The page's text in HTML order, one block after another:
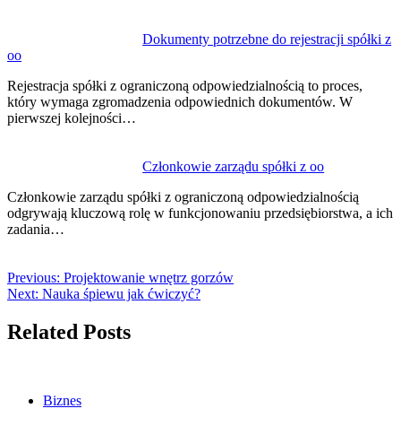
Dokumenty potrzebne do rejestracji spółki z
oo
Rejestracja spółki z ograniczoną odpowiedzialnością to proces,
który wymaga zgromadzenia odpowiednich dokumentów. W
pierwszej kolejności…
Członkowie zarządu spółki z oo
Członkowie zarządu spółki z ograniczoną odpowiedzialnością
odgrywają kluczową rolę w funkcjonowaniu przedsiębiorstwa, a ich
zadania…
Previous: Projektowanie wnętrz gorzów
Next: Nauka śpiewu jak ćwiczyć?
Related Posts
Biznes